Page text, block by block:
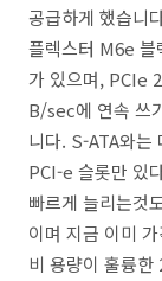
공급하게 했습니
플렉스터 M6e 블
가 있으며, PCIe
B/sec에 연속 쓰
니다. S-ATA와는
PCI-e 슬롯만 있
빠르게 늘리는것
이며 지금 이미
비 용량이 훌륭한